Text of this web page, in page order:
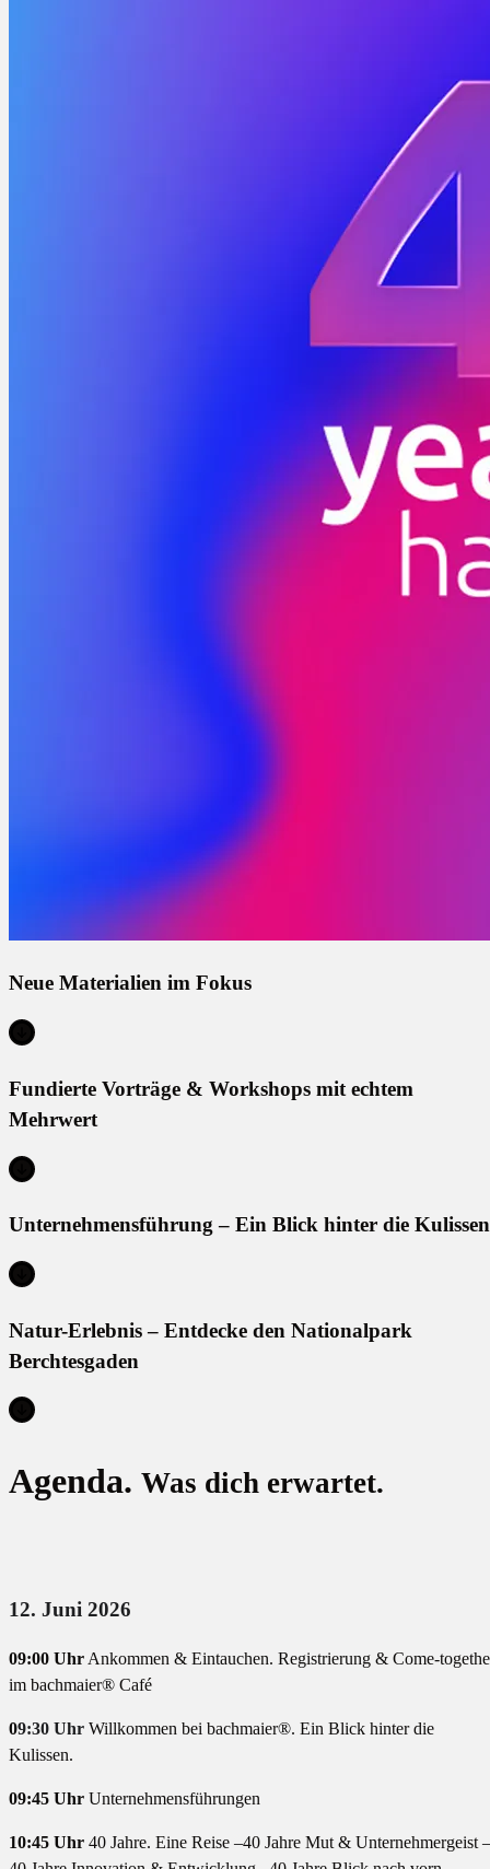
Neue Materialien im Fokus
Fundierte Vorträge & Workshops mit echtem
Mehrwert
Unternehmensführung – Ein Blick hinter die Kulissen
Natur-Erlebnis – Entdecke den Nationalpark
Berchtesgaden
Agenda. Was dich erwartet.
12. Juni 2026
09:00 Uhr Ankommen & Eintauchen. Registrierung & Come-
im bachmaier® Café
09:30 Uhr Willkommen bei bachmaier®. Ein Blick hinter die
Kulissen.
09:45 Uhr Unternehmensführungen
10:45 Uhr 40 Jahre. Eine Reise –40 Jahre Mut & Unternehmergeist –